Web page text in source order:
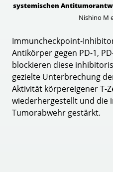
systemischen
Nishino M
Immuncheckpoint-
Antikörper gegen PD-1,
blockieren diese
gezielte Unterbrechung
Aktivität körpereigener T-
wiederhergestellt und die
Tumorabwehr gestärkt.